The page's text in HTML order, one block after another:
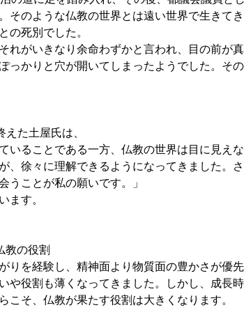
そのような仏教の世界とは遠い世界で生きて
の死別でした。
れがいきなり余命わずかと言われ、目の前が
っかりと穴が開いてしまったようでした。そ
た土屋氏は、
いることである一方、仏教の世界は目に見え
、徐々に理解できるようになってきました。
うことが私の願いです。」
ます。
教の役割
りを経験し、精神面より物質面の豊かさが優
や役割も薄くなってきました。しかし、成長
こそ、仏教が果たす役割は大きくなります。